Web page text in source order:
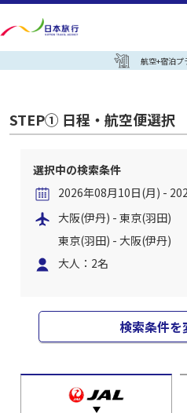
航空+宿泊プ
STEP① 日程・航空便選択
選択中の検索条件
2026年08月10日(月) -
大阪(伊丹) - 東京(羽田)
東京(羽田) - 大阪(伊丹)
大人：2名
検索条件を